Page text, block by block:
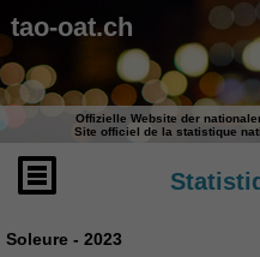
tao-oat.ch
Offizielle Website der
Site officiel de la statistique
Soleure - 2023